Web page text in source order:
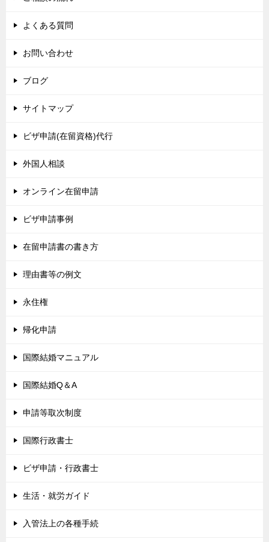
よくある質問
お問い合わせ
ブログ
サイトマップ
ビザ申請(在留資格)代行
外国人相談
オンライン在留申請
ビザ申請事例
在留申請書の書き方
理由書等の例文
永住権
帰化申請
国際結婚マニュアル
国際結婚Q＆A
申請等取次制度
国際行政書士
ビザ申請・行政書士
生活・就労ガイド
入管法上の各種手続